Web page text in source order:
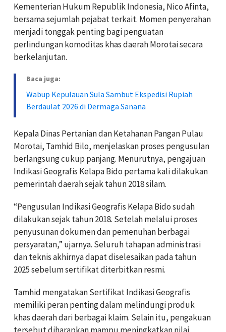
Kementerian Hukum Republik Indonesia, Nico Afinta,
bersama sejumlah pejabat terkait. Momen penyerahan
menjadi tonggak penting bagi penguatan
perlindungan komoditas khas daerah Morotai secara
berkelanjutan.
Baca juga:
Wabup Kepulauan Sula Sambut Ekspedisi Rupiah
Berdaulat 2026 di Dermaga Sanana
Kepala Dinas Pertanian dan Ketahanan Pangan Pulau
Morotai, Tamhid Bilo, menjelaskan proses pengusulan
berlangsung cukup panjang. Menurutnya, pengajuan
Indikasi Geografis Kelapa Bido pertama kali dilakukan
pemerintah daerah sejak tahun 2018 silam.
“Pengusulan Indikasi Geografis Kelapa Bido sudah
dilakukan sejak tahun 2018. Setelah melalui proses
penyusunan dokumen dan pemenuhan berbagai
persyaratan,” ujarnya. Seluruh tahapan administrasi
dan teknis akhirnya dapat diselesaikan pada tahun
2025 sebelum sertifikat diterbitkan resmi.
Tamhid mengatakan Sertifikat Indikasi Geografis
memiliki peran penting dalam melindungi produk
khas daerah dari berbagai klaim. Selain itu, pengakuan
tersebut diharapkan mampu meningkatkan nilai